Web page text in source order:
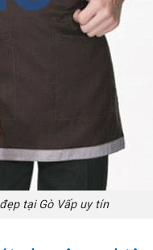
tại Gò Vấp uy tín